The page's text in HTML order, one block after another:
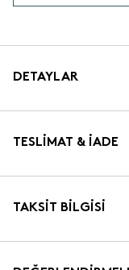
DETAYLAR
TESLIMAT & İADE
TAKSIT BILGISI